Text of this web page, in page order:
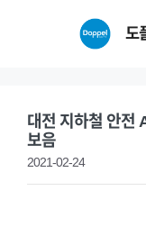
도
대전 지하철 안전
보음
2021-02-24